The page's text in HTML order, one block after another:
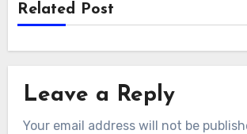
Related Post
Leave a Reply
Your email address will not be